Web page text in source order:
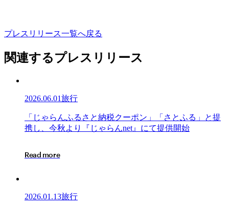
プレ ス リ リ ース一覧へ戻る
関連するプレスリリース
2026.06.01旅行
「じ
ゃ
ふ
と
納
「 じ ゃ ら んふる さ と納税クーポン 」 「 さ とふる 」 と提
携し 今秋よ り 『 じ ゃ ら んnet 』 にて提供開始
Read more
2026.01.13旅行